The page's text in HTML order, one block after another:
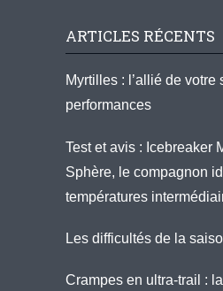
ARTICLES RÉCENTS
Myrtilles : l’allié de votre
performances
Test et avis : Icebreaker
Sphère, le compagnon
températures
Les difficultés de la
Crampes en ultra-trail :